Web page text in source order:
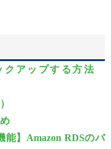
クアップする方法
能】Amazon RDSのバ